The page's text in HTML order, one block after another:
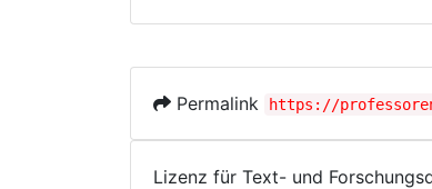
Permalink https://
Lizenz für Text- und